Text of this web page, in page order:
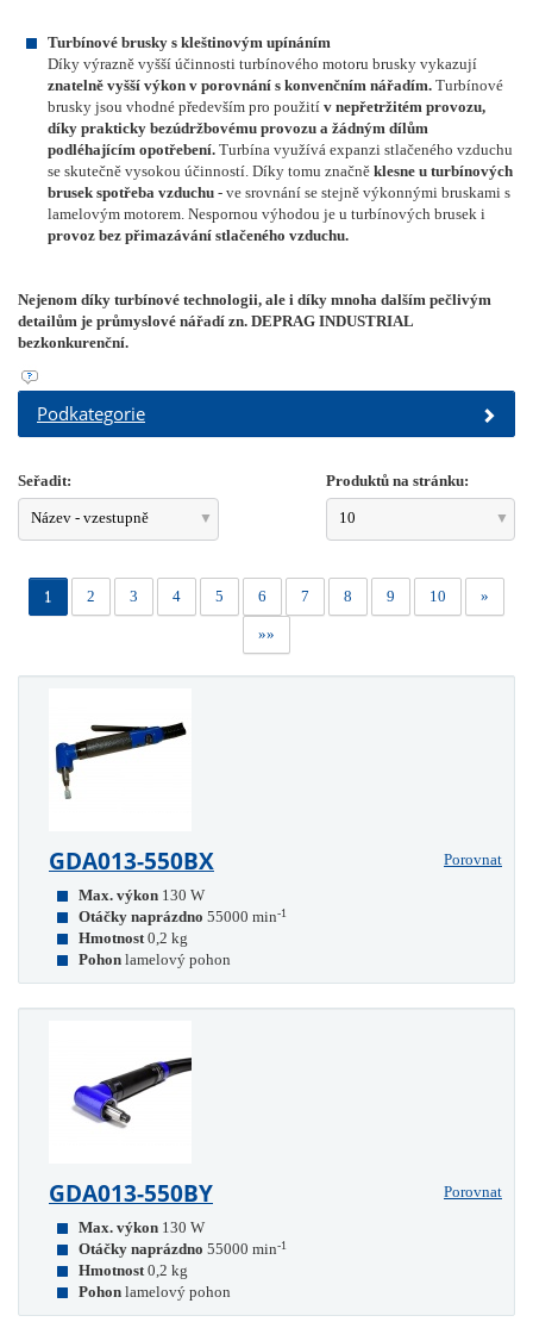
Turbínové brusky s kleštinovým upínáním
Díky výrazně vyšší účinnosti turbínového motoru brusky vykazují
znatelně vyšší výkon v porovnání s konvenčním nářadím. Turbínové
brusky jsou vhodné především pro použití v nepřetržitém provozu,
díky prakticky bezúdržbovému provozu a žádným dílům
podléhajícím opotřebení. Turbína využívá expanzi stlačeného vzduchu
se skutečně vysokou účinností. Díky tomu značně klesne u turbínových
brusek spotřeba vzduchu - ve srovnání se stejně výkonnými bruskami s
lamelovým motorem. Nespornou výhodou je u turbínových brusek i
provoz bez přimazávání stlačeného vzduchu.
Nejenom díky turbínové technologii, ale i díky mnoha dalším pečlivým
detailům je průmyslové nářadí zn. DEPRAG INDUSTRIAL
bezkonkurenční.
Podkategorie
Seřadit:
Název - vzestupně
Produktů na stránku:
10
1 2 3 4 5 6 7 8 9 10 »
»»
GDA013-550BX
Porovnat
Max. výkon 130 W
Otáčky naprázdno 55000 min-1
Hmotnost 0,2 kg
Pohon lamelový pohon
GDA013-550BY
Porovnat
Max. výkon 130 W
Otáčky naprázdno 55000 min-1
Hmotnost 0,2 kg
Pohon lamelový pohon